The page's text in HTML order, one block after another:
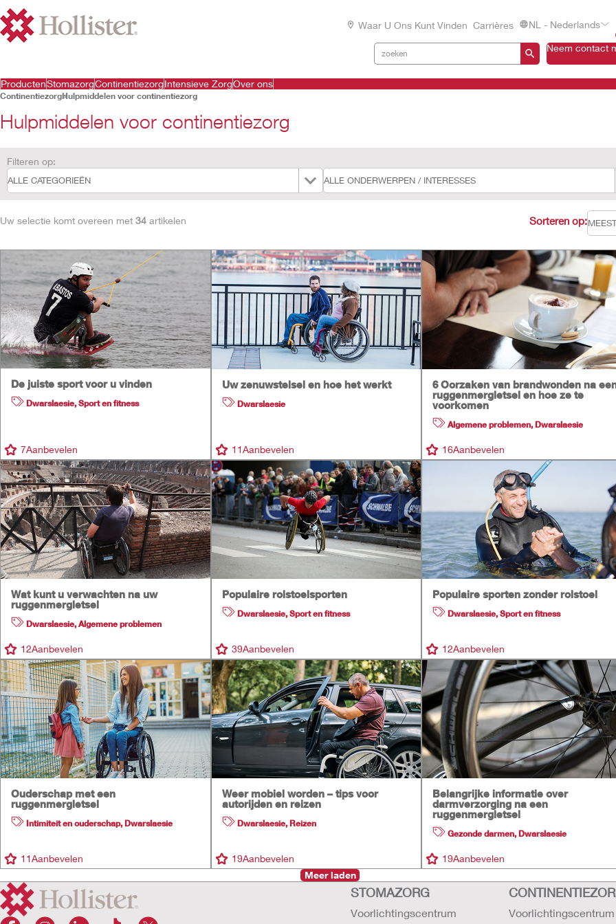
Waar U Ons Kunt Vinden Carrières
NL - Nederlands
Neem contact
ProductenStomazorgContinentiezorgIntensieve ZorgOver ons
ContinentiezorgHulpmiddelen voor continentiezorg
Hulpmiddelen voor continentiezorg
Filteren op:
Uw selectie komt overeen met 34 artikelen Sorteren op:
De juiste sport voor u vinden
Dwarslaesie,Sport en fitness
7Aanbevelen
Uw zenuwstelsel en hoe het werkt
Dwarslaesie
11Aanbevelen
6 Oorzaken van brandwonden na
ruggenmergletsel en hoe ze te
voorkomen
Algemene problemen,Dwarslaesie
16Aanbevelen
Wat kunt u verwachten na uw
ruggenmergletsel
Dwarslaesie,Algemene problemen
12Aanbevelen
Populaire rolstoelsporten
Dwarslaesie,Sport en fitness
39Aanbevelen
Populaire sporten zonder rolstoel
Dwarslaesie,Sport en fitness
12Aanbevelen
Ouderschap met een
ruggenmergletsel
Intimiteit en ouderschap, Dwarslaesie
11Aanbevelen
Weer mobiel worden – tips voor
autorijden en reizen
Dwarslaesie, Reizen
19Aanbevelen
Belangrijke informatie over
darmverzorging na een
ruggenmergletsel
Gezonde darmen, Dwarslaesie
19Aanbevelen
Meer laden
STOMAZORG
Voorlichtingscentrum Voorlichtingscentrum